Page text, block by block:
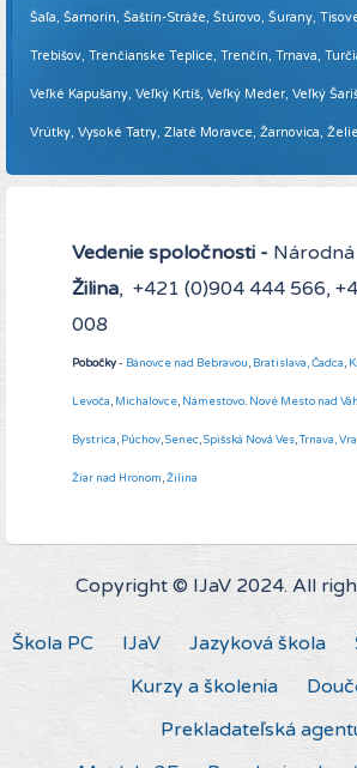
Šaľa, Šamorín, Šaštín-Stráže, Štúrovo, Šurany,
Trebišov, Trenčianske Teplice, Trenčín, Trnava,
Veľké Kapušany, Veľký Krtíš, Veľký Meder, Veľký
Vrútky, Vysoké Tatry, Zlaté Moravce, Žarnovica,
Vedenie spoločnosti -
Žilina, +421 (0)904 444 566,
008
Pobočky- Bánovce nad Bebravou, Bratislava,Čadca,
Levoča, Michalovce, Námestovo. Nové Mesto nad
Bystrica, Púchov,Senec,Spišská Nová Ves,Trnava,
Žiar nad Hronom,Žilina
Copyright © IJaV 2024. All
Škola PC IJaV Jazyková škola
Kurzy a školenia
Prekladateľská